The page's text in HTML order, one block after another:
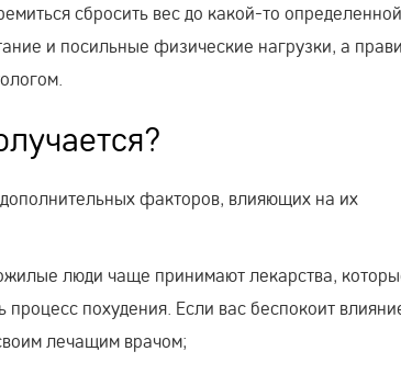
сбросить вес до какой-то определенной
и посильные физические нагрузки, а
факторов, влияющих на их
люди чаще принимают лекарства,
процесс похудения. Если вас беспокоит
лечащим врачом;